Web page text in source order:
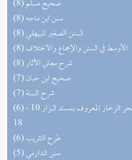
(8) صحيح مسلم
(8) سنن ابن ماجه
(8) السنن الصغير للبيهقي
(8) الأوسط في السنن والإجماع والاختلاف
(8) شرح معاني الآثار
(7) صحيح ابن حبان
(7) شرح السنة
(6) البحر الزخار المعروف بمسند البزار 10 -
18
(6) طرح التثريب
(5) سنن الدارمي